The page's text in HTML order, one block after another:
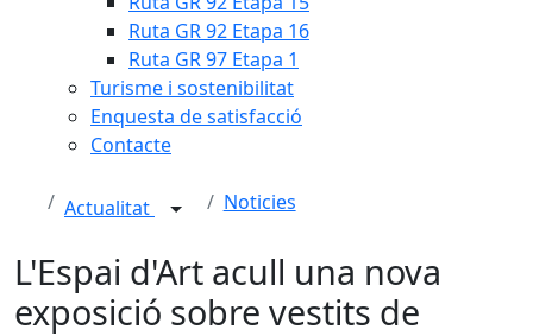
Ruta GR 92 Etapa 16
Ruta GR 97 Etapa 1
Turisme i sostenibilitat
Enquesta de satisfacció
Contacte
Actualitat Noticies
L'Espai d'Art acull una nova
exposició sobre vestits de